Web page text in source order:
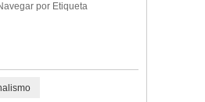
por Etiqueta